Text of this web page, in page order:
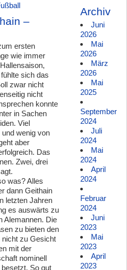
–
ersten
wie immer
sich das
zwar nicht
nicht
konnte
in Sachen
Viel
wenig von
aber
Das
Zwei, drei
was? Alles
dann Geithain
letzten Jahren
es auswärts zu
Alemannen. Die
zu bieten den
nicht zu Gesicht
mit der
nominell
So gut
Archiv
Juni
2026
Mai
2026
März
2026
Mai
2025
September
2024
Juli
2024
Mai
2024
April
2024
Februar
2024
Juni
2023
Mai
2023
April
2023